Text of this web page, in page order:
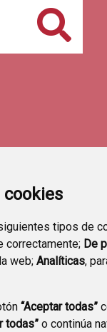
cookies
tipos de
correctamente; De
web; Analíticas,
“Aceptar todas”
todas” o continúa
Buscar
DE GUARDIA